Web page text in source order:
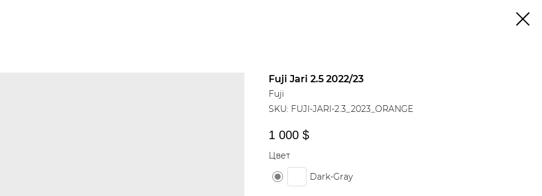
Fuji Jari 2.5 2022/23
Fuji
SKU: FUJI-JARI-2.3_2023_ORANGE
1 000 $
Цвет
Dark-Gray